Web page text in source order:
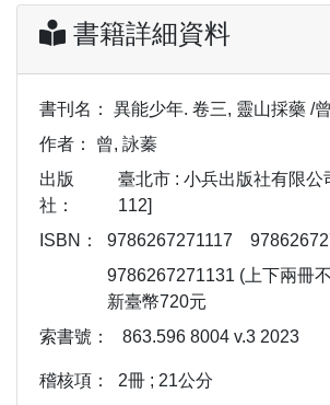
書籍詳細資料
書刊名：
異能少年. 卷三, 靈山採藥 /
作者：
曾, 詠蓁
出版
社：
臺北市 : 小兵出版社有限公
112]
ISBN：
9786267271117
9786267271131 (上下兩冊
新臺幣720元
索書號：
863.596 8004 v.3 2023
稽核項：
2冊 ; 21公分